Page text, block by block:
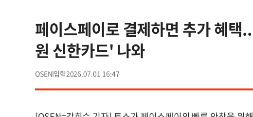
페이스페이로 결제하면 추가 혜
원 신한카드' 나와
OSEN 2026.07.01 16:47